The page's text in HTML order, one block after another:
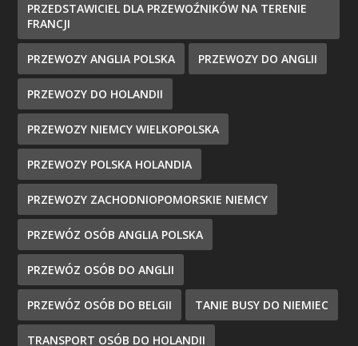
PRZEDSTAWICIEL DLA PRZEWOŹNIKÓW NA TERENIE
FRANCJI
PRZEWOZY ANGLIA POLSKA PRZEWOZY DO ANGLII
PRZEWOZY DO HOLANDII
PRZEWOZY NIEMCY WIELKOPOLSKA
PRZEWOZY POLSKA HOLANDIA
PRZEWOZY ZACHODNIOPOMORSKIE NIEMCY
PRZEWÓZ OSÓB ANGLIA POLSKA
PRZEWÓZ OSÓB DO ANGLII
PRZEWÓZ OSÓB DO BELGII TANIE BUSY DO NIEMIEC
TRANSPORT OSÓB DO HOLANDII